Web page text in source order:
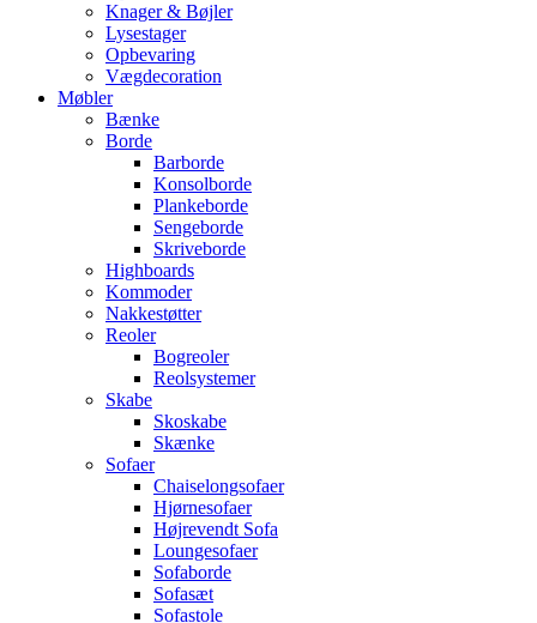
Knager & Bøjler
Lysestager
Opbevaring
Vægdecoration
Møbler
Bænke
Borde
Barborde
Konsolborde
Plankeborde
Sengeborde
Skriveborde
Highboards
Kommoder
Nakkestøtter
Reoler
Bogreoler
Reolsystemer
Skabe
Skoskabe
Skænke
Sofaer
Chaiselongsofaer
Hjørnesofaer
Højrevendt Sofa
Loungesofaer
Sofaborde
Sofasæt
Sofastole